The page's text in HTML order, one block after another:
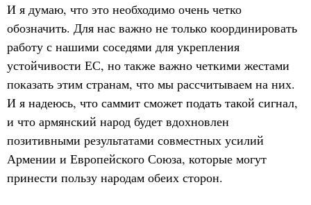
И я думаю, что это необходимо очень четко
обозначить. Для нас важно не только координировать
работу с нашими соседями для укрепления
устойчивости ЕС, но также важно четкими жестами
показать этим странам, что мы рассчитываем на них.
И я надеюсь, что саммит сможет подать такой сигнал,
и что армянский народ будет вдохновлен
позитивными результатами совместных усилий
Армении и Европейского Союза, которые могут
принести пользу народам обеих сторон.